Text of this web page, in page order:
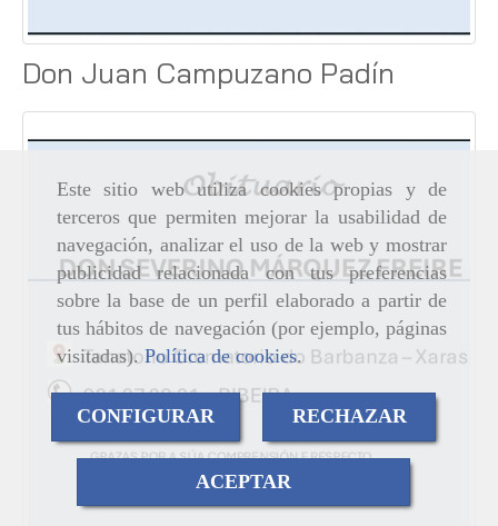
Este sitio web utiliza cookies propias y de
terceros que permiten mejorar la usabilidad de
navegación, analizar el uso de la web y mostrar
publicidad relacionada con tus preferencias
sobre la base de un perfil elaborado a partir de
tus hábitos de navegación (por ejemplo, páginas
visitadas).Política de cookies.
CONFIGURAR RECHAZAR
ACEPTAR
Don Juan Campuzano Padín